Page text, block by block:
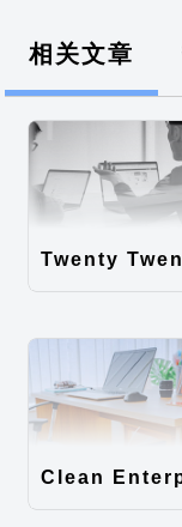
相关文章